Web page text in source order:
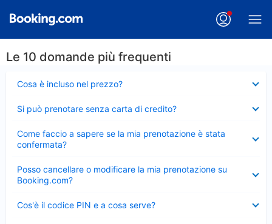
Le 10 domande più frequenti
Cosa è incluso nel prezzo?
chiuso
Si può prenotare senza carta di credito?
chiuso
Come faccio a sapere se la mia prenotazione è stata
confermata?
chiuso
Posso cancellare o modificare la mia prenotazione su
Booking.com?
chiuso
Cos'è il codice PIN e a cosa serve?
chiuso